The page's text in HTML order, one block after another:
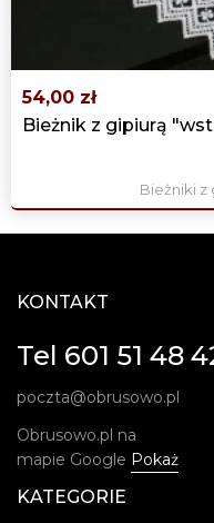
54,00 zł
Bieżnik z gipiurą
Bieżniki z
KONTAKT
Tel 601 51 48
poczta@obrusowo.pl
Obrusowo.pl na
mapie Google Pokaż
KATEGORIE